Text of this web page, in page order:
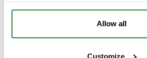
Allow all
Customize